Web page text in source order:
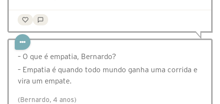
– O que é empatia, Bernardo?
– Empatia é quando todo mundo ganha uma corrida e
vira um empate.
(Bernardo, 4 anos)